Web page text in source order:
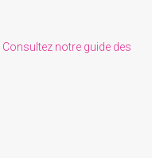
Consultez notre guide des